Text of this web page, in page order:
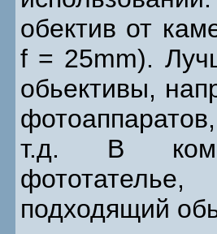
обектив от
f = 25mm).
обьективы,
т.д. В
подходящий